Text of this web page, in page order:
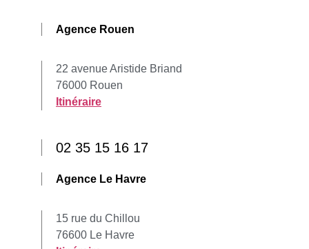
Agence Rouen
22 avenue Aristide Briand
76000 Rouen
Itinéraire
02 35 15 16 17
Agence Le Havre
15 rue du Chillou
76600 Le Havre